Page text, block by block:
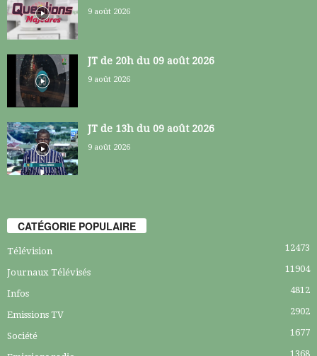
9 août 2026
JT de 20h du 09 août 2026
9 août 2026
JT de 13h du 09 août 2026
9 août 2026
CATÉGORIE POPULAIRE
Télévision 12473
Journaux Télévisés 11904
Infos 4812
Emissions TV 2902
Société 1677
1368